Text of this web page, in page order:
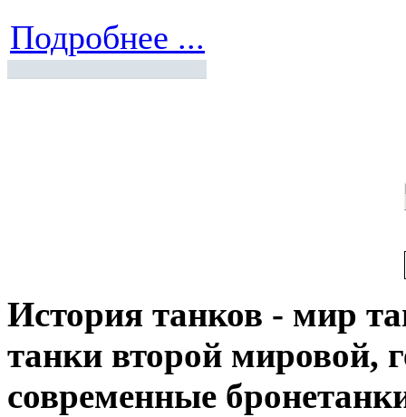
Подробнее ...
История танков - мир
танки второй мировой,
современные